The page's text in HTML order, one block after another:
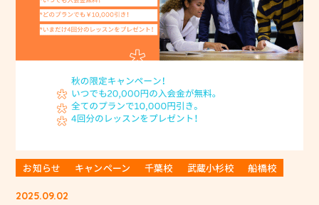
お知らせ キャンペーン 千葉校 武蔵小杉校 船橋校
2025.09.02